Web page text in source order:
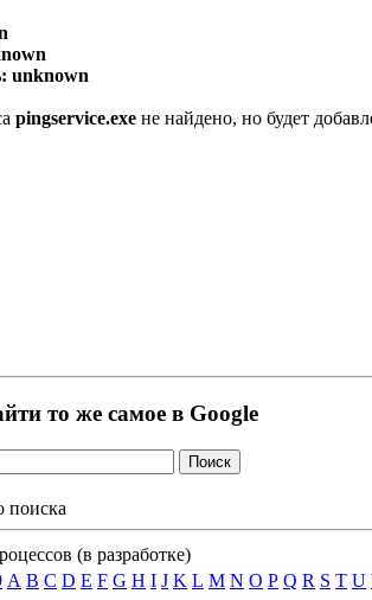
unknown
pingservice.exe не найдено, но будет
то же самое в Google
поиска
(в разработке)
A B C D E F G H I J K L M N O P Q R S T U